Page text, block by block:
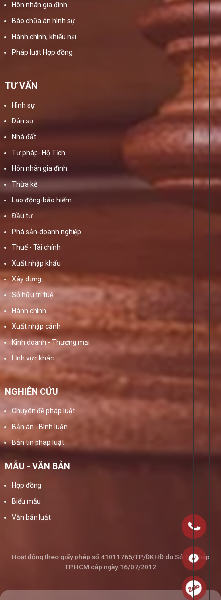
Hôn nhân gia đình
Bào chữa án hình sự
Hành chính, khiếu nại
Pháp luật Hợp đồng
TƯ VẤN
Hình sự
Dân sự
Nhà đất
Tư pháp- Hộ Tịch
Hôn nhân gia đình
Thừa kế
Lao động-bảo hiểm
Đầu tư
Phá sản-doanh nghiệp
Thuế - Tài chính
Xuất nhập khẩu
Xây dựng
Sở hữu trí tuệ
Hành chính
Xuất nhập cảnh
Kinh doanh - Thương mại
Lĩnh vực khác
NGHIÊN CỨU
Chuyên đề pháp luật
Bản án - Bình luận
Bản tin pháp luật
MẪU - VĂN BẢN
Hợp đồng
Biểu mẫu
Văn bản luật
Hoạt động theo giấy phép số 41011765/TP/ĐKHĐ do Sở Tư Pháp
TP.HCM cấp ngày 16/07/2012